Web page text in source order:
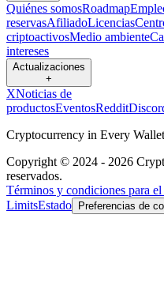
Quiénes somosRoadmap
reservasAfiliadoLicencias
criptoactivosMedio ambiente
intereses
Actualizaciones
+
XNoticias de
productosEventosReddit
Cryptocurrency in Every
Copyright © 2024 - 2026
reservados.
Términos y condiciones para
LimitsEstado Preferencias de